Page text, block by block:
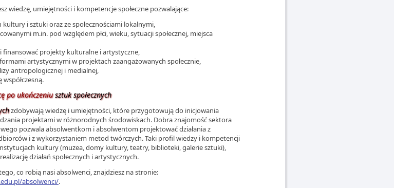
wiedzę, umiejętności i kompetencje społeczne pozwalające:
i sztuki oraz ze społecznościami lokalnymi,
m.in. pod względem płci, wieku, sytuacji społecznej, miejsca
finansować projekty kulturalne i artystyczne,
artystycznymi w projektach zaangażowanych społecznie,
antropologicznej i medialnej,
po ukończeniusztuk społecznych
zdobywają wiedzę i umiejętności, które przygotowują do inicjowania
projektami w różnorodnych środowiskach. Dobra znajomość sektora
pozwala absolwentkom i absolwentom projektować działania z
i z wykorzystaniem metod twórczych. Taki profil wiedzy i kompetencji
kultury (muzea, domy kultury, teatry, biblioteki, galerie sztuki),
działań społecznych i artystycznych.
co robią nasi absolwenci, znajdziesz na stronie:
absolwenci/.